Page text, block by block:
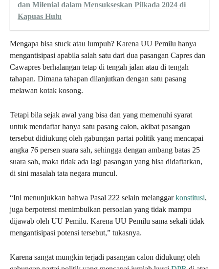
dan Milenial dalam Mensukseskan Pilkada 2024 di
Kapuas Hulu
Mengapa bisa stuck atau lumpuh? Karena UU Pemilu hanya
mengantisipasi apabila salah satu dari dua pasangan Capres dan
Cawapres berhalangan tetap di tengah jalan atau di tengah
tahapan. Dimana tahapan dilanjutkan dengan satu pasang
melawan kotak kosong.
Tetapi bila sejak awal yang bisa dan yang memenuhi syarat
untuk mendaftar hanya satu pasang calon, akibat pasangan
tersebut didiukung oleh gabungan partai politik yang mencapai
angka 76 persen suara sah, sehingga dengan ambang batas 25
suara sah, maka tidak ada lagi pasangan yang bisa didaftarkan,
di sini masalah tata negara muncul.
“Ini menunjukkan bahwa Pasal 222 selain melanggarkonstitusi,
juga berpotensi menimbulkan persoalan yang tidak mampu
dijawab oleh UU Pemilu. Karena UU Pemilu sama sekali tidak
mengantisipasi potensi tersebut,” tukasnya.
Karena sangat mungkin terjadi pasangan calon didukung oleh